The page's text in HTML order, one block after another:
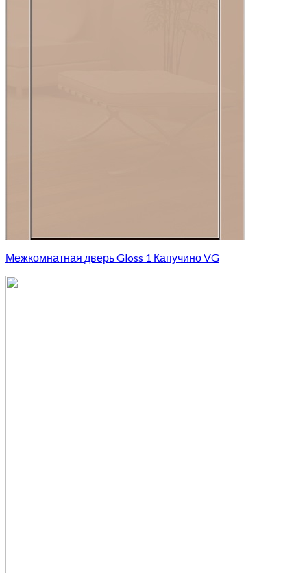
Межкомнатная дверь Gloss 1 Капучино VG